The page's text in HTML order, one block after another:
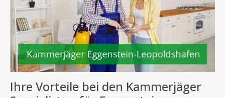
Ihre Vorteile bei den Kammerjäger